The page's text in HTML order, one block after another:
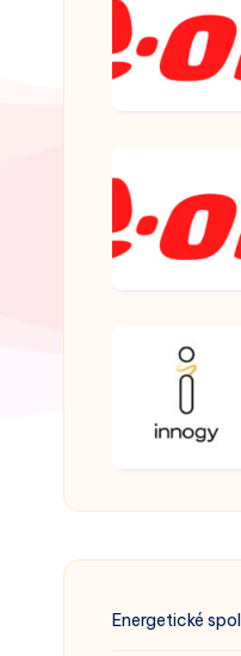
pobočka
Jihlava
pobočka
Hodonín
přihlášení
dva
Energetické